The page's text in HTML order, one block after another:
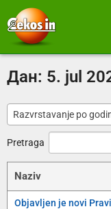
Дан: 5. jul
Razvrstavanje po
Pretraga
Naziv
Objavljen je novi